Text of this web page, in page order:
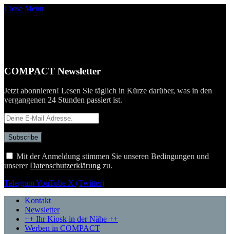
Close Menu
COMPACT Newsletter
Jetzt abonnieren! Lesen Sie täglich in Kürze darüber, was in den
vergangenen 24 Stunden passiert ist.
Mit der Anmeldung stimmen Sie unseren Bedingungen und
unsererDatenschutzerklärung zu.
TelegramYouTube X (Twitter)
Kontakt
Newsletter
++ Ihr Kiosk in der Nähe ++
Werben in COMPACT